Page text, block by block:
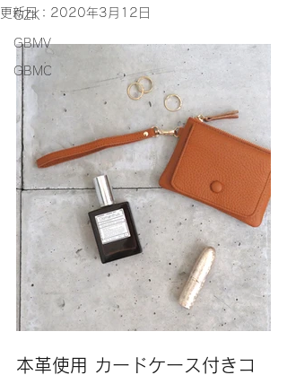
GZK
GBMV
GBMC
更新日： 2020年3月12日
本革使用 カードケース付きコ